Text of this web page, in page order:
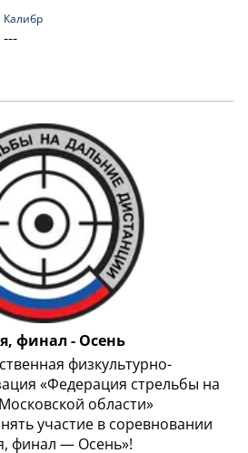
Калибр
---
финал - Осень
физкультурно-
«Федерация стрельбы на
области»
участие в соревновании
финал — Осень»!